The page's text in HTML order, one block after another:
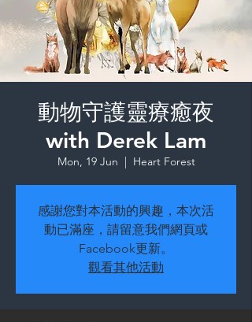
動物守護靈療癒夜
with Derek Lam
Mon, 19 Jun
  |
Heart Forest
感謝您對本活動的興趣，本次活
動已滿座，請留意我們網頁或
Facebook更新。
觀看其他活動